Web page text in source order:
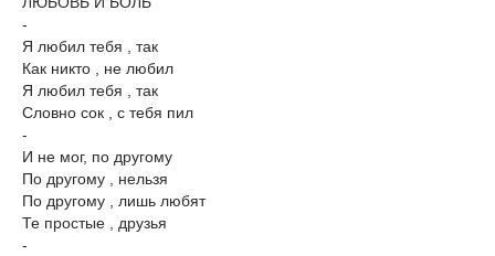
-
Я любил тебя , так
Как никто , не любил
Я любил тебя , так
Словно сок , с тебя пил
-
И не мог, по другому
По другому , нельзя
По другому , лишь любят
Те простые , друзья
-